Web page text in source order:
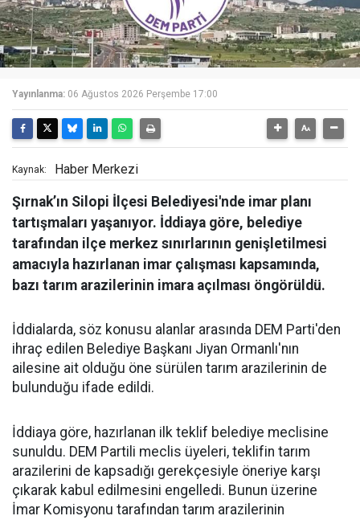
Yayınlanma: 06 Ağustos 2026 Perşembe 17:00
Kaynak: Haber Merkezi
Şırnak’ın Silopi İlçesi Belediyesi'nde imar planı
tartışmaları yaşanıyor. İddiaya göre, belediye
tarafından ilçe merkez sınırlarının genişletilmesi
amacıyla hazırlanan imar çalışması kapsamında,
bazı tarım arazilerinin imara açılması öngörüldü.
İddialarda, söz konusu alanlar arasında DEM Parti'den
ihraç edilen Belediye Başkanı Jiyan Ormanlı'nın
ailesine ait olduğu öne sürülen tarım arazilerinin de
bulunduğu ifade edildi.
İddiaya göre, hazırlanan ilk teklif belediye meclisine
sunuldu. DEM Partili meclis üyeleri, teklifin tarım
arazilerini de kapsadığı gerekçesiyle öneriye karşı
çıkarak kabul edilmesini engelledi. Bunun üzerine
İmar Komisyonu tarafından tarım arazilerinin